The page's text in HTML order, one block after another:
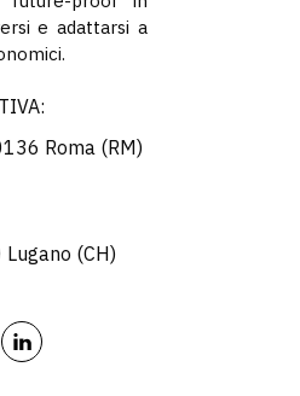
e adattarsi a
Roma (RM)
(CH)